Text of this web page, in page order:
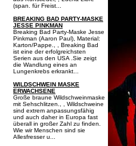
(span. für Freist...
BREAKING BAD PARTY-MASKE
JESSE PINKMAN
Breaking Bad Party-Maske Jesse
Pinkman (Aaron Paul), Material:
Karton/Pappe., , Breaking Bad
ist eine der erfolgreichsten
Serien aus den USA .Sie zeigt
die Wandlung eines an
Lungenkrebs erkrankt...
WILDSCHWEIN MASKE
ERWACHSENE
Große braune Wildschweinmaske
mit Sehschlitzen., , Wildschweine
sind extrem anpassungsfähig
und auch daher in Europa fast
überall in großer Zahl zu finden.
Wie wir Menschen sind sie
Allesfresser u...